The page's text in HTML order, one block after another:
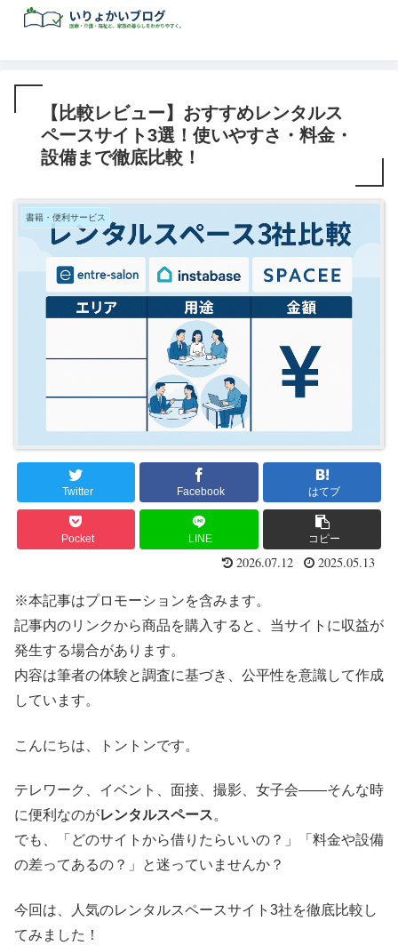
【比較レビュー】おすすめレンタルス
ペースサイト3選！使いやすさ・料金・
設備まで徹底比較！
書籍・便利サービス
Twitter Facebook はてブ
Pocket LINE コピー
2026.07.12 2025.05.13
※本記事はプロモーションを含みます。
記事内のリンクから商品を購入すると、当サイトに収益が
発生する場合があります。
内容は筆者の体験と調査に基づき、公平性を意識して作成
しています。
こんにちは、トントンです。
テレワーク、イベント、面接、撮影、女子会――そんな時
に便利なのがレンタルスペース。
でも、「どのサイトから借りたらいいの？」「料金や設備
の差ってあるの？」と迷っていませんか？
今回は、人気のレンタルスペースサイト3社を徹底比較し
てみました！